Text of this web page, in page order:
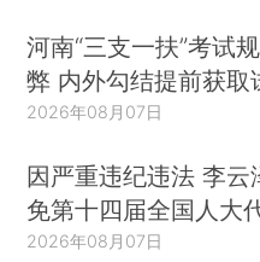
河南“三支一扶”考试
弊 内外勾结提前获取
2026年08月07日
因严重违纪违法 李云
免第十四届全国人大
2026年08月07日